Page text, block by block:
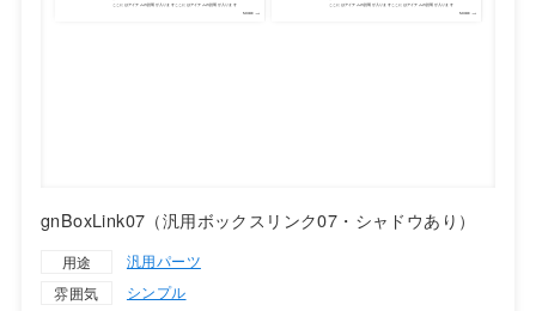
gnBoxLink07（汎用ボックスリンク07・シャドウあり）
用途
汎用パーツ
雰囲気
シンプル